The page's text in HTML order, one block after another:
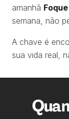
amanhã
semana, não
A chave é
sua vida real,